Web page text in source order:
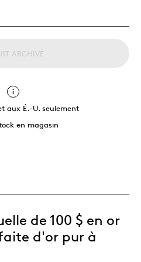
ARCHIVÉ
aux É.-U. seulement
en magasin
de 100 $ en or
d'or pur à